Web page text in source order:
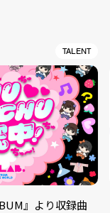
TALENT
』より収録曲